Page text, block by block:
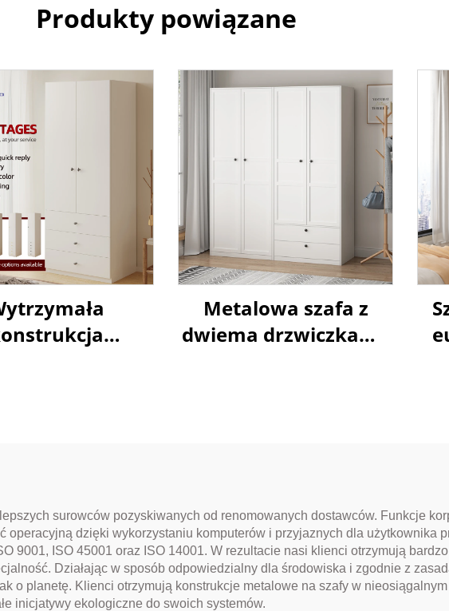
Produkty powiązane
Metalowa szafa z
dwiema drzwiczkami,
surowców pozyskiwanych od renomowanych dostawców. Funkcje
operacyjną dzięki wykorzystaniu komputerów i przyjaznych dla użytkownika
9001, ISO 45001 oraz ISO 14001. W rezultacie nasi klienci otrzymują
Działając w sposób odpowiedzialny dla środowiska i zgodnie z
o planetę. Klienci otrzymują konstrukcje metalowe na szafy w
inicjatywy ekologiczne do swoich systemów.